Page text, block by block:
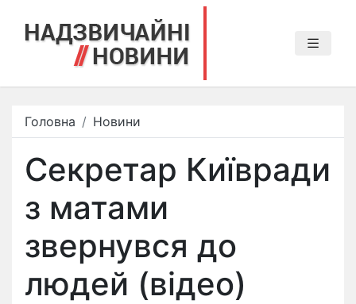
Головна Новини
Секретар Київради
з матами
звернувся до
людей (відео)